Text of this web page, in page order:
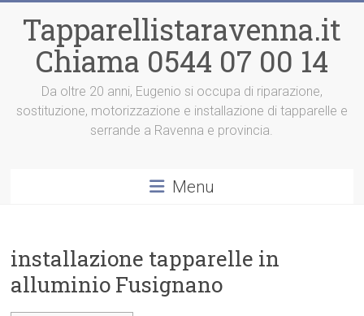
contenuto
Tapparellistaravenna.it
Chiama 0544 07 00 14
Da oltre 20 anni, Eugenio si occupa di riparazione,
sostituzione, motorizzazione e installazione di tapparelle e
serrande a Ravenna e provincia.
Menu
installazione tapparelle in
alluminio Fusignano